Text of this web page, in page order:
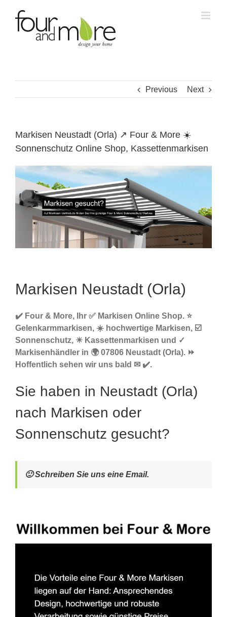
content
Previous Next
Markisen Neustadt (Orla) ↗️ Four & More ☀️
Sonnenschutz Online Shop, Kassettenmarkisen
Markisen Neustadt (Orla)
✔️ Four & More, Ihr ✅ Markisen Online Shop. ⭐
Gelenkarmmarkisen, ☀️ hochwertige Markisen, ☑️
Sonnenschutz, ☀ Kassettenmarkisen und ✓
Markisenhändler in 🌍 07806 Neustadt (Orla). ⏩
Hoffentlich sehen wir uns bald ✉ ✔️.
Sie haben in Neustadt (Orla)
nach Markisen oder
Sonnenschutz gesucht?
🙂 Schreiben Sie uns eine Email.